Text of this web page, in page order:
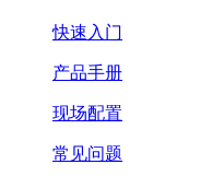
快速入门
产品手册
现场配置
常见问题